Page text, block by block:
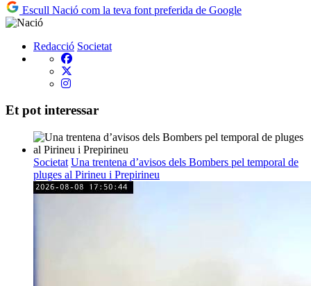
Escull Nació com la teva font preferida de Google
Redacció Societat
Et pot interessar
Societat Una trentena d’avisos dels Bombers pel temporal de
pluges al Pirineu i Prepirineu